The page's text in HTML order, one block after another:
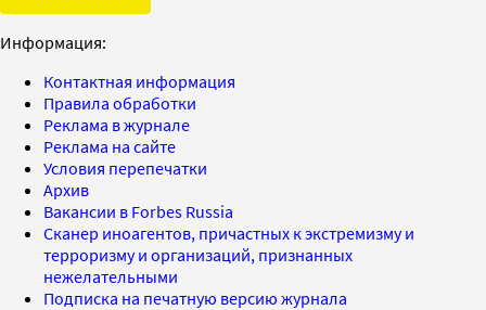
Информация:
Контактная информация
Правила обработки
Реклама в журнале
Реклама на сайте
Условия перепечатки
Архив
Вакансии в Forbes Russia
Сканер иноагентов, причастных к экстремизму и
терроризму и организаций, признанных
нежелательными
Подписка на печатную версию журнала